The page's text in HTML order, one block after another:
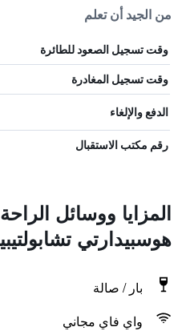
من الجيد أن تعلم
وقت تسجيل الصعود للطائرة
وقت تسجيل المغادرة
الدفع والإلغاء
رقم مكتب الاستقبال
المزايا ووسائل
هوسبيدارتي
بار / صالة
واي فاي مجاني